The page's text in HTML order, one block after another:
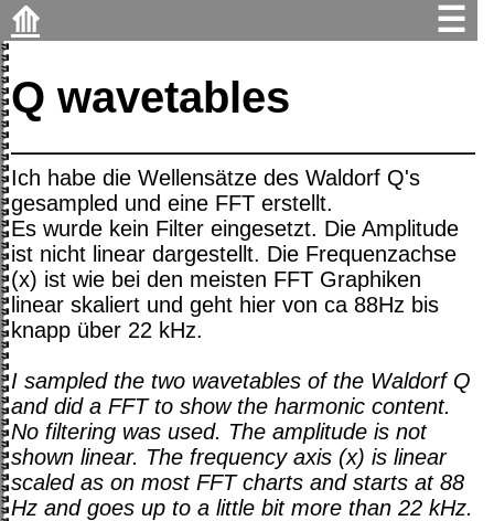
⟰ ☰
Q wavetables
Ich habe die Wellensätze des Waldorf Q's
gesampled und eine FFT erstellt.
Es wurde kein Filter eingesetzt. Die Amplitude
ist nicht linear dargestellt. Die Frequenzachse
(x) ist wie bei den meisten FFT Graphiken
linear skaliert und geht hier von ca 88Hz bis
knapp über 22 kHz.
I sampled the two wavetables of the Waldorf Q
and did a FFT to show the harmonic content.
No filtering was used. The amplitude is not
shown linear. The frequency axis (x) is linear
scaled as on most FFT charts and starts at 88
Hz and goes up to a little bit more than 22 kHz.